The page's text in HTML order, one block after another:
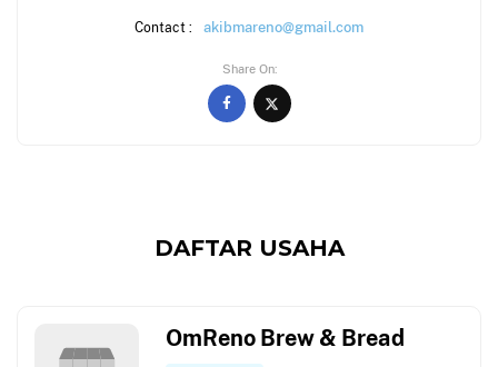
Contact : akibmareno@gmail.com
Share On
DAFTAR USAHA
OmReno Brew & Bread